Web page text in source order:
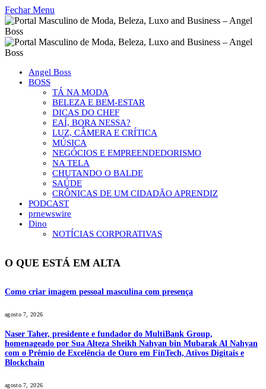
Fechar Menu
Angel Boss
BOSS
TÁ NA MODA
BELEZA E BEM-ESTAR
DICAS DO CHEF
EAÍ, BORA NESSA?
LUZ, CÂMERA E CRÍTICA
MÚSICA
NEGÓCIOS E EMPREENDEDORISMO
NA TELA
CHUTANDO O BALDE
SAÚDE
CRÔNICAS DE UM CIDADÃO APRENDIZ
PODCAST
prnewswire
Dino
NOTÍCIAS CORPORATIVAS
O QUE ESTÁ EM ALTA
Como criar imagem pessoal masculina com presença
agosto 7, 2026
Naser Taher, presidente e fundador do MultiBank Group,
homenageado por Sua Alteza Sheikh Nahyan bin Mubarak Al Nahyan
com o Prêmio de Excelência de Ouro em FinTech, Ativos Digitais e
Blockchain
agosto 7, 2026